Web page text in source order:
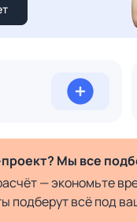
проект? Мы все
— экономьте
подберут всё под